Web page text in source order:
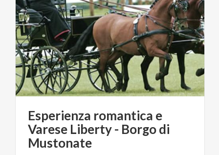
Esperienza romantica e
Varese Liberty - Borgo di
Mustonate